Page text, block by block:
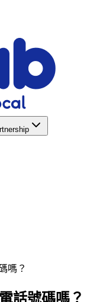
嗎？
話號碼嗎？